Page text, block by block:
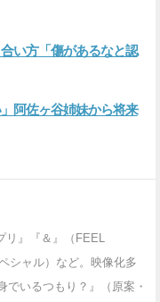
い方「傷があるなと認
阿佐ヶ谷姉妹から将来
』『＆』（FEEL
シャル）など。映像化多
でいるつもり？』（原案・